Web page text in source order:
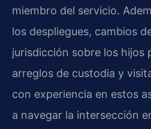
miembro del servicio.
los despliegues, cambios
jurisdicción sobre los hijos
arreglos de custodia y
con experiencia en estos
a navegar la intersección